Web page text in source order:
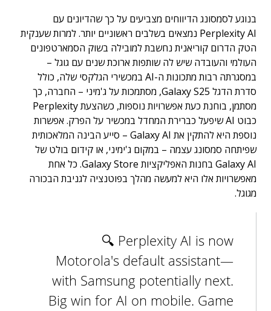
בנוגע לסמסונג הדיווחים מצביעים על כך שהדיונים עם
Perplexity AI נמצאים בשלבים ראשוניים יותר. למרות שענקית
הטק הדרום קוריאנית נחשבת למובילה בשוק הסמארטפונים
העולמי והעובדה שיש לה שותפות ארוכת שנים עם גוגל –
במסגרתה רבות מתכונות ה-AI במכשירי הגלקסי שלה, כולל
סדרת הדגל Galaxy S25, מסתמכות על ג'מיני – החברה, כך
מסתמן, בוחנת כעת אפשרויות נוספות, כשהצעת Perplexity
כבוט AI שיפעל כברירת המחדל במכשיר על הפרק. אפשרות
נוספת היא להתקין את Galaxy AI – סייע הבינה המלאכותית
שפיתחה סמסונג עצמה – במקום ג'ימיני, או קידום בולט של
Galaxy AI בחנות האפליקציות Galaxy Store. כל אחת
מאפשרויות אלו היא למעשה מהלך בפוטנציה לגניבת הבכורה
מגוגל.
🔍 Perplexity AI is now
Motorola's default assistant—
with Samsung potentially next.
Big win for AI on mobile. Game